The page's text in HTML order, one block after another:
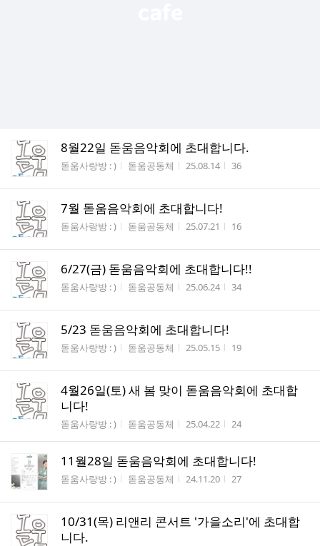
8월22일 돋움음악회에 초대합니다.
게시판명
돋움사랑방 : ) 작성자
돋움공동체 작성시간
25.08.14 조회수
36
7월 돋움음악회에 초대합니다!
게시판명
돋움사랑방 : ) 작성자
돋움공동체 작성시간
25.07.21 조회수
16
6/27(금) 돋움음악회에 초대합니다!!
게시판명
돋움사랑방 : ) 작성자
돋움공동체 작성시간
25.06.24 조회수
34
5/23 돋움음악회에 초대합니다!
게시판명
돋움사랑방 : ) 작성자
돋움공동체 작성시간
25.05.15 조회수
19
4월26일(토) 새 봄 맞이 돋움음악회에 초대합
니다!
게시판명
돋움사랑방 : ) 작성자
돋움공동체 작성시간
25.04.22 조회수
24
11월28일 돋움음악회에 초대합니다!
게시판명
돋움사랑방 : ) 작성자
돋움공동체 작성시간
24.11.20 조회수
27
10/31(목) 리앤리 콘서트 '가을소리'에 초대합
니다.